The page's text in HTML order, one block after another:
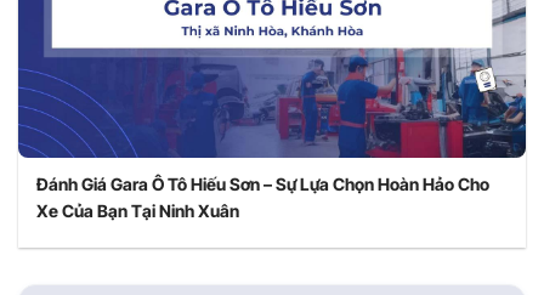
Đánh Giá Gara Ô Tô Hiếu Sơn – Sự Lựa Chọn Hoàn Hảo Cho
Xe Của Bạn Tại Ninh Xuân